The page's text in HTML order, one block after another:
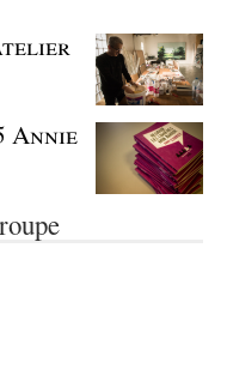
Annie